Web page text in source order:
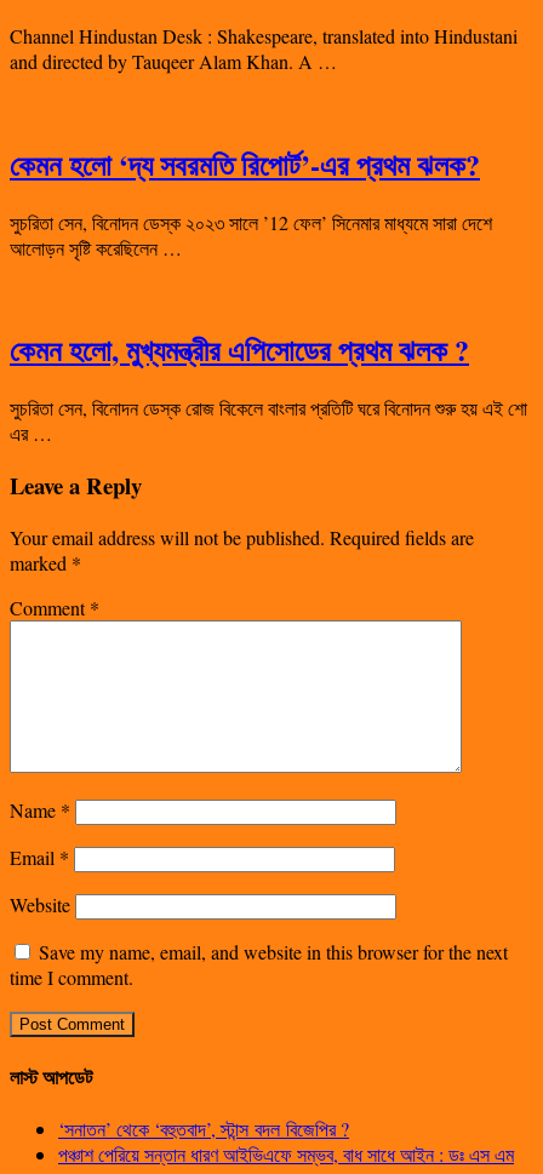
Channel Hindustan Desk : Shakespeare, translated into Hindustani
and directed by Tauqeer Alam Khan. A …
কেমন হলো ‘দ্য সবরমতি রিপোর্ট’-এর প্রথম ঝলক?
সুচরিতা সেন, বিনোদন ডেস্ক ২০২৩ সালে ’12 ফেল’ সিনেমার মাধ্যমে সারা দেশে
আলোড়ন সৃষ্টি করেছিলেন …
কেমন হলো, মুখ্যমন্ত্রীর এপিসোডের প্রথম ঝলক ?
সুচরিতা সেন, বিনোদন ডেস্ক রোজ বিকেলে বাংলার প্রতিটি ঘরে বিনোদন শুরু হয় এই শো
এর …
Leave a Reply
Your email address will not be published. Required fields are
marked *
Comment*
Name *
Email *
Website
Save my name, email, and website in this browser for the next
time I comment.
লাস্ট আপডেট
‘সনাতন’ থেকে ‘বহুতবাদ’, স্টান্স বদল বিজেপির ?
পঞ্চাশ পেরিয়ে সন্তান ধারণ আইভিএফে সম্ভব, বাধ সাধে আইন : ডঃ এস এম